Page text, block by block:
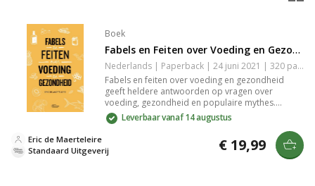
Boek
Fabels en Feiten over Voeding en Gezondheid
Nederlands | Paperback | 24 juni 2021 | 320 pagina's | 9789022337844
Fabels en feiten over voeding en gezondheid
geeft heldere antwoorden op vragen over
voeding, gezondheid en populaire mythes.
Wetenschappelijke inzichten ontrafelen fabels en
bevestigen of ontkrachten wat je dacht te weten
over voeding, virussen, overgewicht en meer.
Leverbaar vanaf 14 augustus
Standaard Uitgeverij
Eric de Maerteleire € 19,99